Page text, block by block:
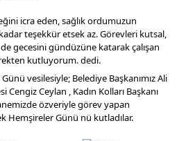
icra eden, sağlık ordumuzun
teşekkür etsek az. Görevleri kutsal,
gecesini gündüzüne katarak çalışan
kutluyorum. dedi.
Cengiz Ceylan
özveriyle görev yapan
Hemşireler Günü nü kutladılar.